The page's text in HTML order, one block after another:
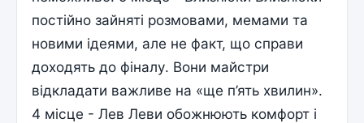
постійно зайняті розмовами, мемами та
новими ідеями, але не факт, що справи
доходять до фіналу. Вони майстри
відкладати важливе на «ще п’ять хвилин».
4 місце - Лев Леви обожнюють комфорт і